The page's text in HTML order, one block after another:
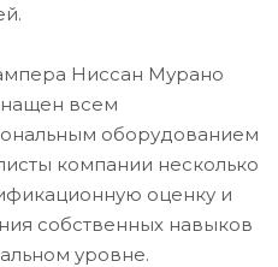
Ниссан Мурано
всем
оборудованием
компании несколько
оценку и
собственных навыков
уровне.